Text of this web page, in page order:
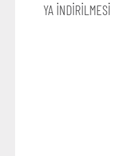
YA İNDİRİLMESİ